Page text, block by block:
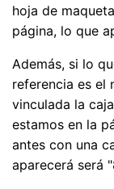
hoja de
página, lo que
Además, si lo
referencia es el
vinculada la
estamos en la
antes con una
aparecerá será